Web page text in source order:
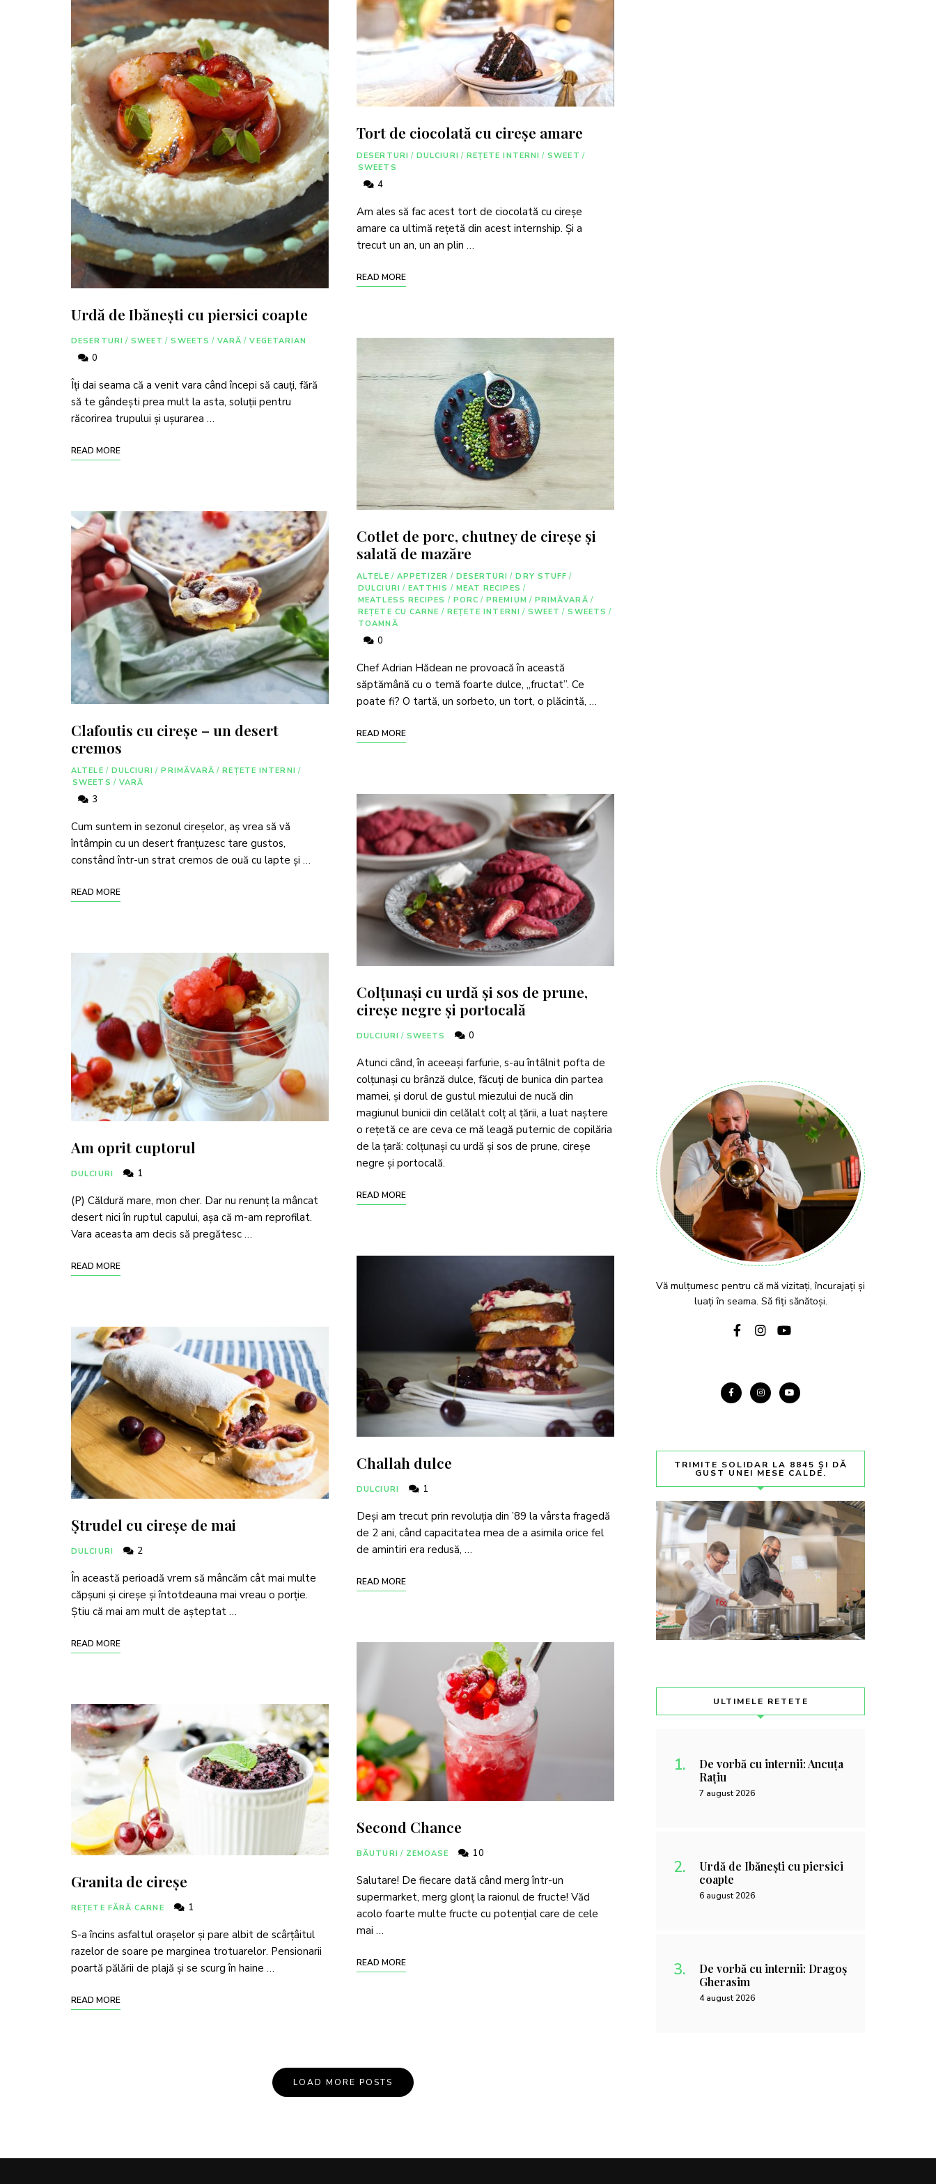
Urdă de Ibănești cu piersici coapte
DESERTURI / SWEET / SWEETS / VARĂ / VEGETARIAN
0
Îți dai seama că a venit vara când începi să cauți, fără
să te gândești prea mult la asta, soluții pentru
răcorirea trupului și ușurarea …
READ MORE
Clafoutis cu cireșe – un desert
cremos
ALTELE / DULCIURI / PRIMĂVARĂ / REȚETE INTERNI /
SWEETS / VARĂ
3
Cum suntem in sezonul cireșelor, aș vrea să vă
întâmpin cu un desert franțuzesc tare gustos,
constând într-un strat cremos de ouă cu lapte și …
READ MORE
Am oprit cuptorul
DULCIURI 1
(P) Căldură mare, mon cher. Dar nu renunț la mâncat
desert nici în ruptul capului, așa că m-am reprofilat.
Vara aceasta am decis să pregătesc …
READ MORE
Ștrudel cu cireșe de mai
DULCIURI 2
În această perioadă vrem să mâncăm cât mai multe
căpșuni și cireșe și întotdeauna mai vreau o porție.
Știu că mai am mult de așteptat …
READ MORE
Granita de cireșe
REȚETE FĂRĂ CARNE 1
S-a încins asfaltul oraşelor şi pare albit de scârţâitul
razelor de soare pe marginea trotuarelor. Pensionarii
poartă pălării de plajă şi se scurg în haine …
READ MORE
Tort de ciocolată cu cireșe amare
DESERTURI / DULCIURI / REȚETE INTERNI / SWEET /
SWEETS
4
Am ales să fac acest tort de ciocolată cu cireșe
amare ca ultimă rețetă din acest internship. Și a
trecut un an, un an plin …
READ MORE
Cotlet de porc, chutney de cireşe şi
salată de mazăre
ALTELE / APPETIZER / DESERTURI / DRY STUFF /
DULCIURI / EATTHIS / MEAT RECIPES /
MEATLESS RECIPES / PORC / PREMIUM / PRIMĂVARĂ /
REȚETE CU CARNE / REȚETE INTERNI / SWEET / SWEETS /
TOAMNĂ
0
Chef Adrian Hădean ne provoacă în această
săptămână cu o temă foarte dulce, „fructat”. Ce
poate fi? O tartă, un sorbeto, un tort, o plăcintă, …
READ MORE
Colţunaşi cu urdă şi sos de prune,
cireşe negre şi portocală
DULCIURI / SWEETS 0
Atunci cȃnd, în aceeaşi farfurie, s-au întȃlnit pofta de
colţunaşi cu brȃnză dulce, făcuţi de bunica din partea
mamei, şi dorul de gustul miezului de nucă din
magiunul bunicii din celălalt colţ al ţării, a luat naştere
o reţetă ce are ceva ce mă leagă puternic de copilăria
de la ţară: colţunaşi cu urdă şi sos de prune, cireşe
negre şi portocală.
READ MORE
Challah dulce
DULCIURI 1
Deși am trecut prin revoluția din ’89 la vârsta fragedă
de 2 ani, când capacitatea mea de a asimila orice fel
de amintiri era redusă, …
READ MORE
Second Chance
BĂUTURI / ZEMOASE 10
Salutare! De fiecare dată când merg într-un
supermarket, merg glonţ la raionul de fructe! Văd
acolo foarte multe fructe cu potenţial care de cele
mai …
READ MORE
LOAD MORE POSTS
Vă mulțumesc pentru că mă vizitați, încurajați și
luați în seama. Să fiți sănătoși.
TRIMITE SOLIDAR LA 8845 ȘI DĂ
GUST UNEI MESE CALDE.
ULTIMELE RETETE
De vorbă cu internii: Ancuța
Rațiu
7 august 2026
Urdă de Ibănești cu piersici
coapte
6 august 2026
De vorbă cu internii: Dragoș
Gherasim
4 august 2026